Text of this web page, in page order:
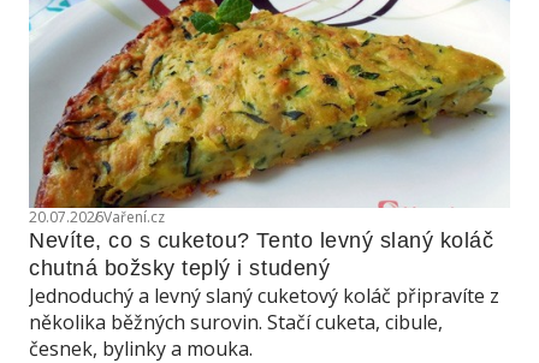
20.07.2026Vaření.cz
Nevíte, co s cuketou? Tento levný slaný koláč
chutná božsky teplý i studený
Jednoduchý a levný slaný cuketový koláč připravíte z
několika běžných surovin. Stačí cuketa, cibule,
česnek, bylinky a mouka.